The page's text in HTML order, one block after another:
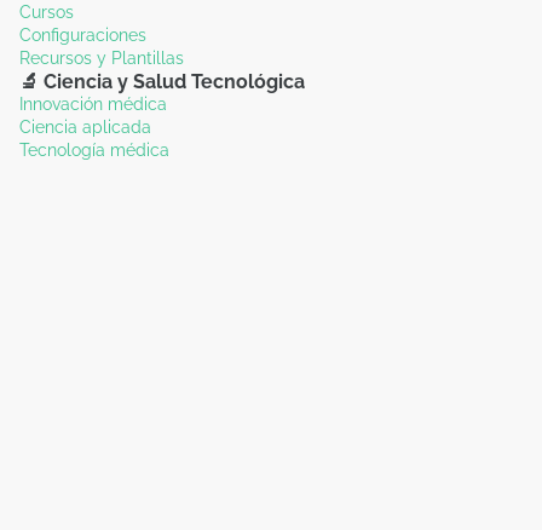
Cursos
Configuraciones
Recursos y Plantillas
🔬 Ciencia y Salud Tecnológica
Innovación médica
Ciencia aplicada
Tecnología médica